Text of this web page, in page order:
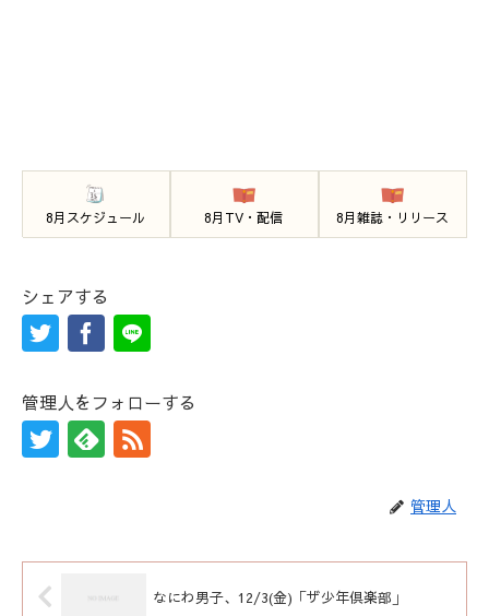
8月スケジュール 8月TV・配信 8月雑誌・リリース
シェアする
管理人をフォローする
管理人
なにわ男子、12/3(金)「ザ少年倶楽部」